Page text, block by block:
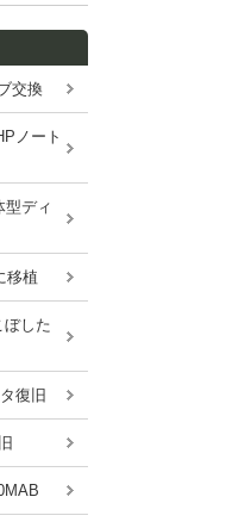
交換
ノート
型ディ
移植
した
復旧